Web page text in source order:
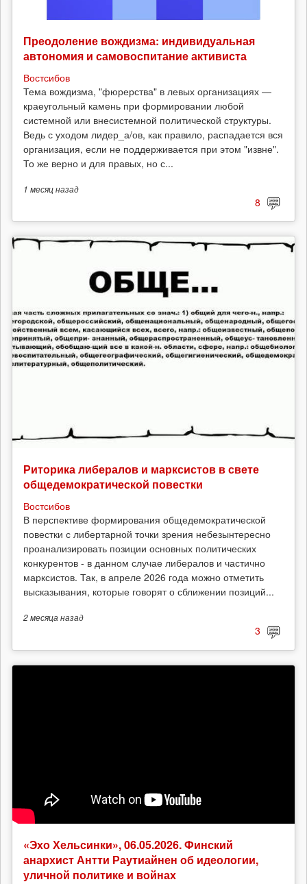
Преодоление вождизма: индивидуальная
автономия и самовоспитание активиста
Востсибов
Тема вождизма, "фюрерства" в левых организациях —
краеугольный камень при формировании любой
системной или внесистемной политической структуры.
Ведь с уходом лидер_а/ов, как правило, распадается вся
организация, если не поддерживается при этом "извне".
То же верно и для правых, но с...
1 месяцназад
8
Риторика либералов и марксистов в свете
общедемократической повестки
Востсибов
В перспективе формирования общедемократической
повестки с либертарной точки зрения небезынтересно
проанализировать позиции основных политических
конкурентов - в данном случае либералов и частично
марксистов. Так, в апреле 2026 года можно отметить
высказывания, которые говорят о сближении позиций...
2 месяцаназад
3
«Эхо Хельсинки», 06.05.2026. Финский
анархист Антти Раутиайнен об идеологии,
уличной политике и войнах